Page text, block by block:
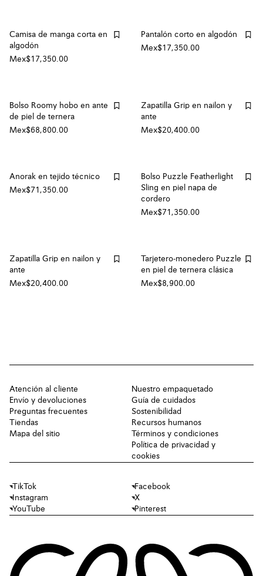
Camisa de manga corta en
algodón
Mex$17,350.00
Pantalón corto en algodón
Mex$17,350.00
Bolso Roomy hobo en ante
de piel de ternera
Mex$68,800.00
Zapatilla Grip en nailon y
ante
Mex$20,400.00
Anorak en tejido técnico
Mex$71,350.00
Bolso Puzzle Featherlight
Sling en piel napa de
cordero
Mex$71,350.00
Zapatilla Grip en nailon y
ante
Mex$20,400.00
Tarjetero-monedero Puzzle
en piel de ternera clásica
Mex$8,900.00
Atención al cliente
Envío y devoluciones
Preguntas frecuentes
Tiendas
Mapa del sitio
Nuestro empaquetado
Guía de cuidados
Sostenibilidad
Recursos humanos
Términos y condiciones
Política de privacidad y
cookies
TikTok
Facebook
Instagram
X
YouTube
Pinterest